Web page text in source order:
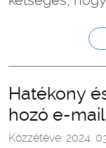
Hatékony
hozó e-
mel
Közzétéve: 2024.